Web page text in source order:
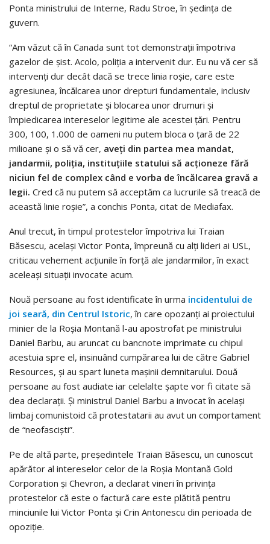
Ponta ministrului de Interne, Radu Stroe, în şedinţa de
guvern.
“Am văzut că în Canada sunt tot demonstraţii împotriva
gazelor de şist. Acolo, poliţia a intervenit dur. Eu nu vă cer să
intervenţi dur decât dacă se trece linia roşie, care este
agresiunea, încălcarea unor drepturi fundamentale, inclusiv
dreptul de proprietate şi blocarea unor drumuri şi
împiedicarea intereselor legitime ale acestei ţări. Pentru
300, 100, 1.000 de oameni nu putem bloca o ţară de 22
milioane şi o să vă cer, aveţi din partea mea mandat,
jandarmii, poliţia, instituţiile statului să acţioneze fără
niciun fel de complex când e vorba de încălcarea gravă a
legii. Cred că nu putem să acceptăm ca lucrurile să treacă de
această linie roşie”, a conchis Ponta, citat de Mediafax.
Anul trecut, în timpul protestelor împotriva lui Traian
Băsescu, acelaşi Victor Ponta, împreună cu alţi lideri ai USL,
criticau vehement acţiunile în forţă ale jandarmilor, în exact
aceleaşi situaţii invocate acum.
Nouă persoane au fost identificate în urma incidentului de
joi seară, din Centrul Istoric, în care opozanţi ai proiectului
minier de la Roşia Montană l-au apostrofat pe ministrului
Daniel Barbu, au aruncat cu bancnote imprimate cu chipul
acestuia spre el, insinuând cumpărarea lui de către Gabriel
Resources, şi au spart luneta maşinii demnitarului. Două
persoane au fost audiate iar celelalte şapte vor fi citate să
dea declaraţii. Şi ministrul Daniel Barbu a invocat în acelaşi
limbaj comunistoid că protestatarii au avut un comportament
de “neofascişti”.
Pe de altă parte, preşedintele Traian Băsescu, un cunoscut
apărător al intereselor celor de la Roşia Montană Gold
Corporation şi Chevron, a declarat vineri în privinţa
protestelor că este o factură care este plătită pentru
minciunile lui Victor Ponta şi Crin Antonescu din perioada de
opoziţie.